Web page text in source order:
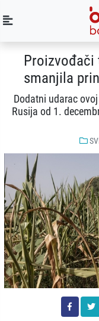
Proizvođači
smanjila
Dodatni udarac
Rusija od 1.